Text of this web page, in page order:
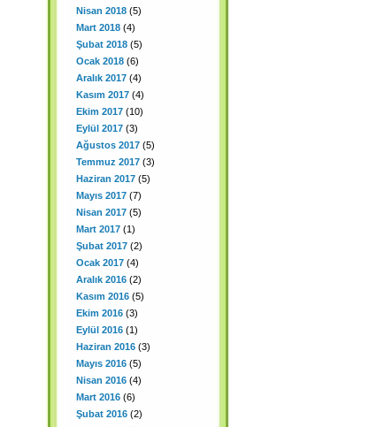
Nisan 2018 (5)
Mart 2018 (4)
Şubat 2018 (5)
Ocak 2018 (6)
Aralık 2017 (4)
Kasım 2017 (4)
Ekim 2017 (10)
Eylül 2017 (3)
Ağustos 2017 (5)
Temmuz 2017 (3)
Haziran 2017 (5)
Mayıs 2017 (7)
Nisan 2017 (5)
Mart 2017 (1)
Şubat 2017 (2)
Ocak 2017 (4)
Aralık 2016 (2)
Kasım 2016 (5)
Ekim 2016 (3)
Eylül 2016 (1)
Haziran 2016 (3)
Mayıs 2016 (5)
Nisan 2016 (4)
Mart 2016 (6)
Şubat 2016 (2)